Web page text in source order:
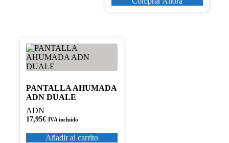
PANTALLA AHUMADA
ADN DUALE
ADN
17,95€ IVA incluido
Añadir al carrito